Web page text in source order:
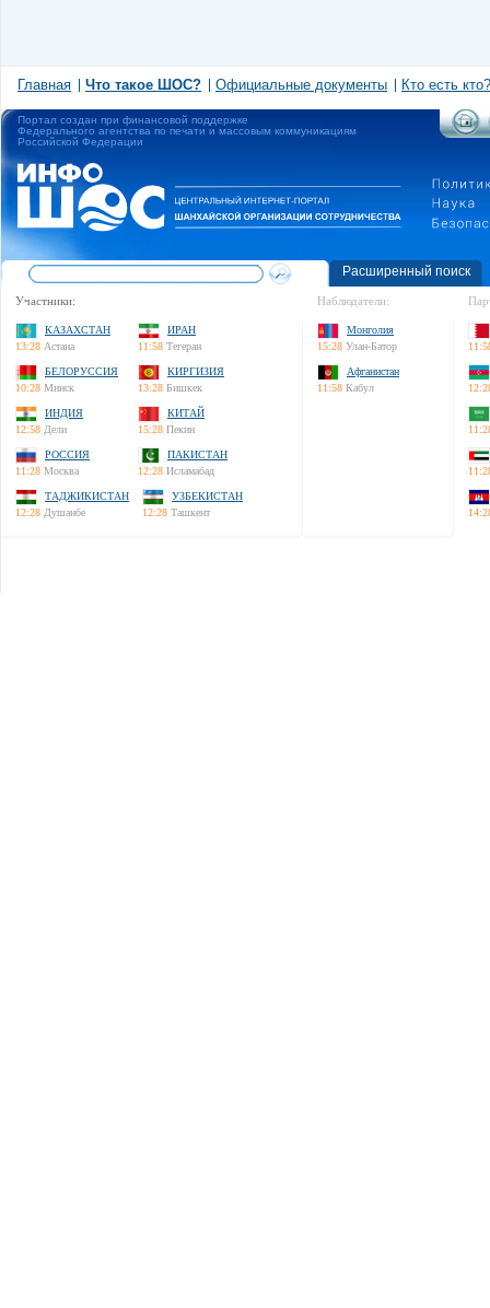
Главная Что такое ШОС? Официальные документы Кто есть кто?
Портал создан при финансовой поддержке
Федерального агентства по печати и массовым коммуникациям
Российской Федерации
Расширенный поиск
Участники:
КАЗАХСТАН
13:28 Астана
ИРАН
11:58 Тегеран
БЕЛОРУССИЯ
10:28 Минск
КИРГИЗИЯ
13:28 Бишкек
ИНДИЯ
12:58 Дели
КИТАЙ
15:28 Пекин
РОССИЯ
11:28 Москва
ПАКИСТАН
12:28 Исламабад
ТАДЖИКИСТАН
12:28 Душанбе
УЗБЕКИСТАН
12:28 Ташкент
Наблюдатели:
Монголия
15:28 Улан-Батор
Афганистан
11:58 Кабул